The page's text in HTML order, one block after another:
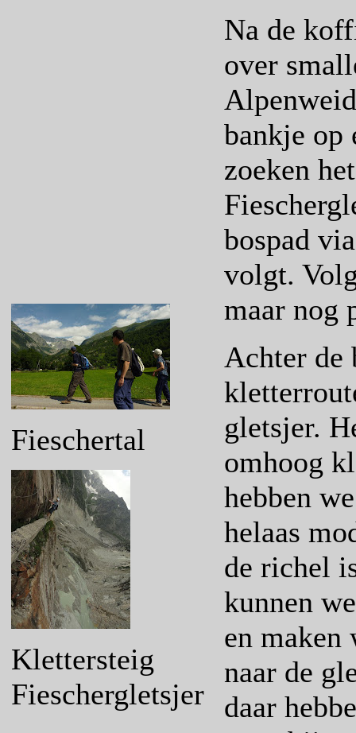
Fieschertal
Klettersteig
Fieschergletsjer
Na de
over
bankje op
zoeken
bospad
volgt.
maar nog
Achter de
gletsjer.
omhoog
hebben
helaas
de richel
kunnen
en maken
naar de
daar